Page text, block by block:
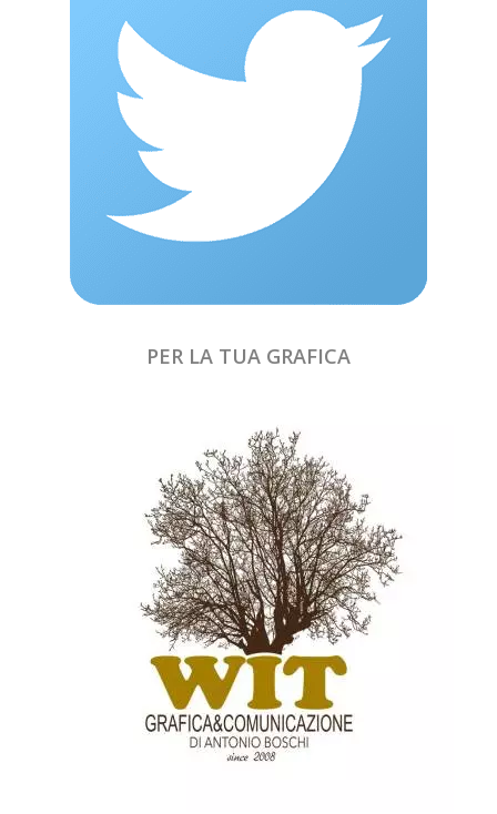
PER LA TUA GRAFICA